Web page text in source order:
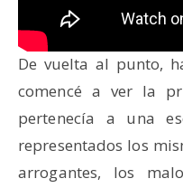
De vuelta al punto,
comencé a ver la
pertenecía a una
representados los
arrogantes, los